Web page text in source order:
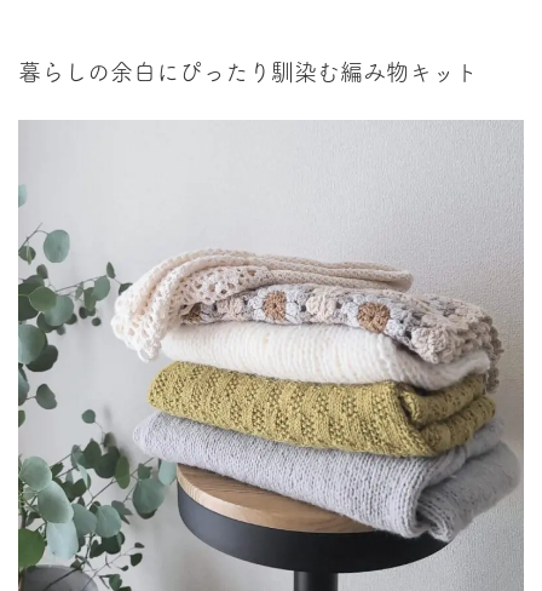
暮らしの余白にぴったり馴染む編み物キット